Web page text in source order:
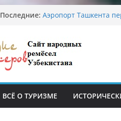
Последние: Узбекские
Опасная диета Алины
От знахарей до
Обрушение на одном
ВСЁ О ТУРИЗМЕ